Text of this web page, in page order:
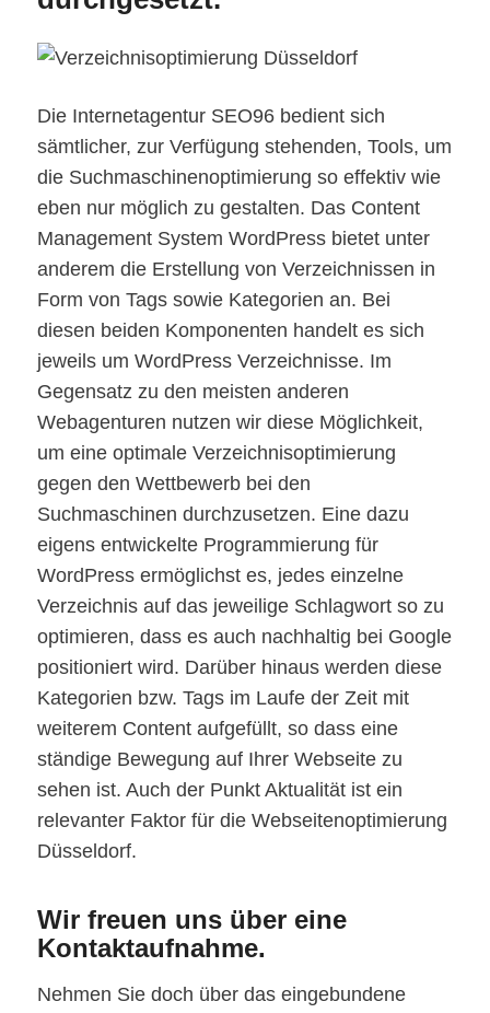
Die Internetagentur SEO96 bedient sich
sämtlicher, zur Verfügung stehenden, Tools, um
die Suchmaschinenoptimierung so effektiv wie
eben nur möglich zu gestalten. Das Content
Management System WordPress bietet unter
anderem die Erstellung von Verzeichnissen in
Form von Tags sowie Kategorien an. Bei
diesen beiden Komponenten handelt es sich
jeweils um WordPress Verzeichnisse. Im
Gegensatz zu den meisten anderen
Webagenturen nutzen wir diese Möglichkeit,
um eine optimale Verzeichnisoptimierung
gegen den Wettbewerb bei den
Suchmaschinen durchzusetzen. Eine dazu
eigens entwickelte Programmierung für
WordPress ermöglichst es, jedes einzelne
Verzeichnis auf das jeweilige Schlagwort so zu
optimieren, dass es auch nachhaltig bei Google
positioniert wird. Darüber hinaus werden diese
Kategorien bzw. Tags im Laufe der Zeit mit
weiterem Content aufgefüllt, so dass eine
ständige Bewegung auf Ihrer Webseite zu
sehen ist. Auch der Punkt Aktualität ist ein
relevanter Faktor für die Webseitenoptimierung
Düsseldorf.
Wir freuen uns über eine
Kontaktaufnahme.
Nehmen Sie doch über das eingebundene